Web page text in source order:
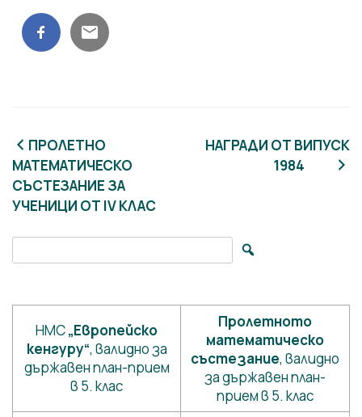
Навигация
ПРОЛЕТНО
МАТЕМАТИЧЕСКО
СЪСТЕЗАНИЕ ЗА
УЧЕНИЦИ ОТ IV КЛАС
НАГРАДИ ОТ ВИПУСК
1984
Search for:
НМС„Европейско
кенгуру“, валидно за
държавен план-прием
в 5. клас
Пролетното
математическо
състезание, валидно
за държавен план-
прием в 5. клас